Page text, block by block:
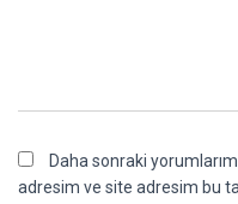
Daha sonraki
adresim ve site adresim bu